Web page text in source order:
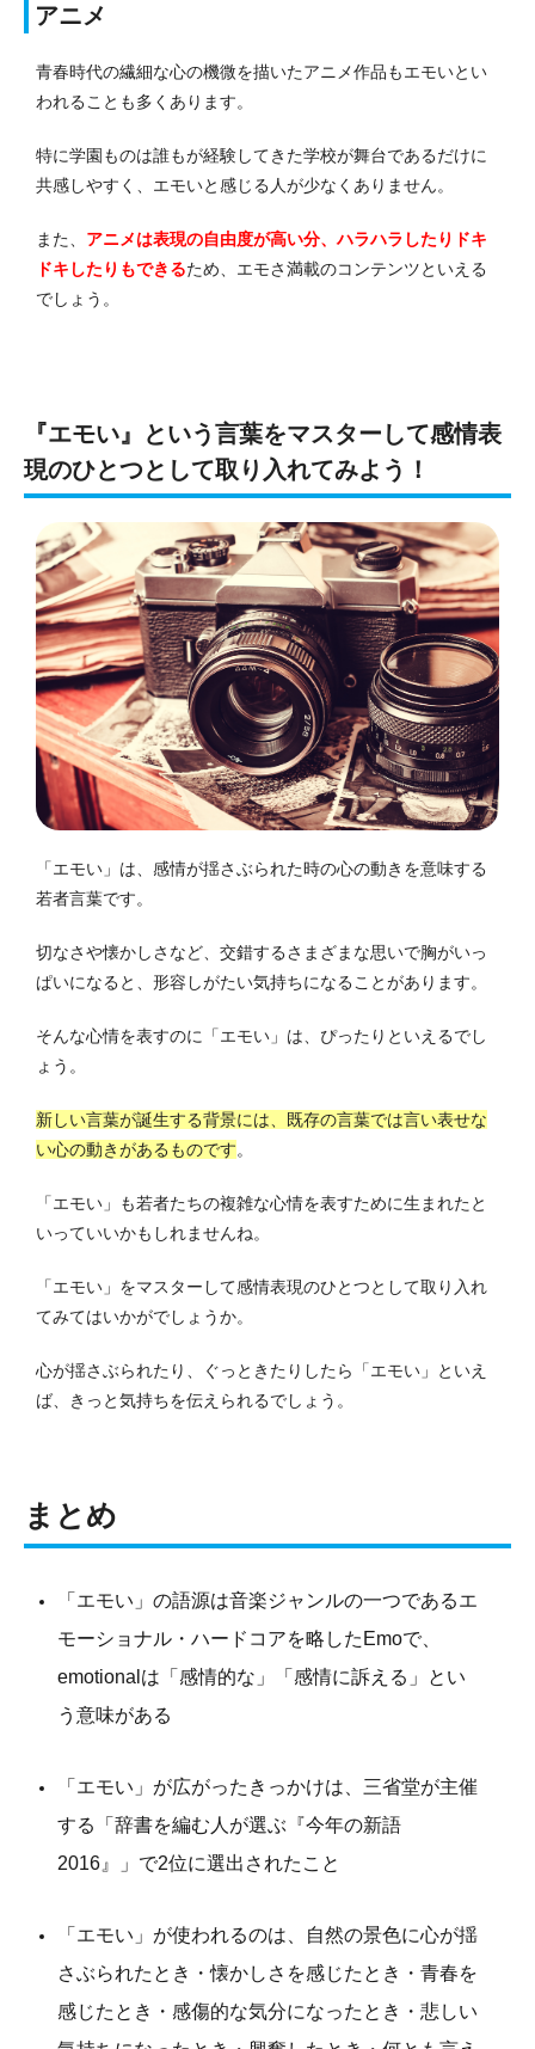
アニメ
青春時代の繊細な心の機微を描いたアニメ作品もエモいとい
われることも多くあります。
特に学園ものは誰もが経験してきた学校が舞台であるだけに
共感しやすく、エモいと感じる人が少なくありません。
また、 アニメは表現の自由度が高い分、ハラハラしたりドキ
ドキしたりもできるため、エモさ満載のコンテンツといえる
でしょう。
『エモい』という言葉をマスターして感情表
現のひとつとして取り入れてみよう！
「エモい」は、感情が揺さぶられた時の心の動きを意味する
若者言葉です。
切なさや懐かしさなど、交錯するさまざまな思いで胸がいっ
ぱいになると、形容しがたい気持ちになることがあります。
そんな心情を表すのに「エモい」は、ぴったりといえるでし
ょう。
新しい言葉が誕生する背景には、既存の言葉では言い表せな
い心の動きがあるものです。
「エモい」も若者たちの複雑な心情を表すために生まれたと
いっていいかもしれませんね。
「エモい」をマスターして感情表現のひとつとして取り入れ
てみてはいかがでしょうか。
心が揺さぶられたり、ぐっときたりしたら「エモい」といえ
ば、きっと気持ちを伝えられるでしょう。
まとめ
「エモい」の語源は音楽ジャンルの一つであるエ
モーショナル・ハードコアを略したEmoで、
emotionalは「感情的な」「感情に訴える」とい
う意味がある
「エモい」が広がったきっかけは、三省堂が主催
する「辞書を編む人が選ぶ『今年の新語
2016』」で2位に選出されたこと
「エモい」が使われるのは、自然の景色に心が揺
さぶられたとき・懐かしさを感じたとき・青春を
感じたとき・感傷的な気分になったとき・悲しい